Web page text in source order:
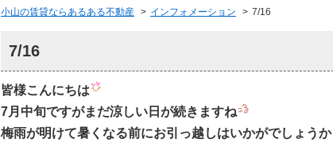
小山の賃貸ならあるある不動産 > インフォメーション > 7/16
7/16
皆様こんにちは
7月中旬ですがまだ涼しい日が続きますね
梅雨が明けて暑くなる前にお引っ越しはいかがでしょうか